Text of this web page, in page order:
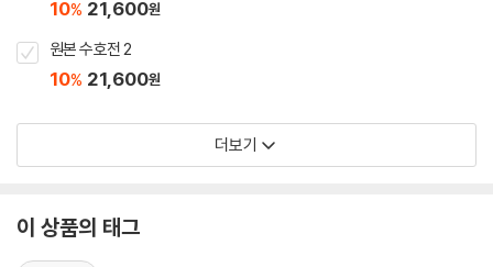
10% 21,600원
원본 수호전 2
10% 21,600원
더보기
이 상품의 태그